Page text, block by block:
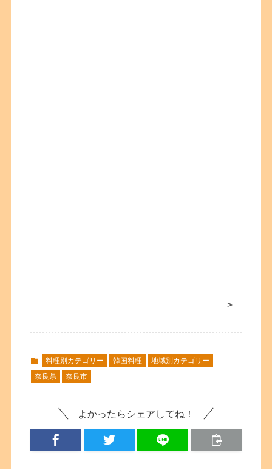
>
料理別カテゴリー 韓国料理
地域別カテゴリー
奈良県
奈良市
よかったらシェアしてね！